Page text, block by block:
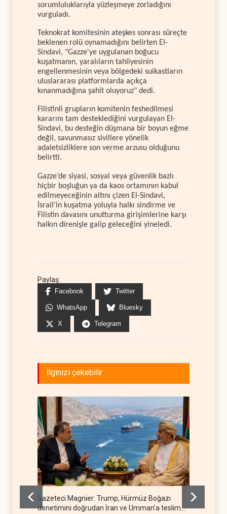
sorumluluklarıyla yüzleşmeye zorladığını
vurguladı.
Teknokrat komitesinin ateşkes sonrası süreçte
beklenen rolü oynamadığını belirten El-
Sindavi, "Gazze'ye uygulanan boğucu
kuşatmanın, yaralıların tahliyesinin
engellenmesinin veya bölgedeki suikastların
uluslararası platformlarda açıkça
kınanmadığına şahit oluyoruz" dedi.
Filistinli grupların komitenin feshedilmesi
kararını tam desteklediğini vurgulayan El-
Sindavi, bu desteğin düşmana bir boyun eğme
değil, savunmasız sivillere yönelik
adaletsizliklere son verme arzusu olduğunu
belirtti.
Gazze’de siyasi, sosyal veya güvenlik bazlı
hiçbir boşluğun ya da kaos ortamının kabul
edilmeyeceğinin altını çizen El-Sindavi,
İsrail’in kuşatma yoluyla halkı sindirme ve
Filistin davasını unutturma girişimlerine karşı
halkın direnişle galip geleceğini yineledi.
Paylaş:
Facebook Twitter
WhatsApp Bluesky
X Telegram
İlginizi çekebilir
Gazeteci Magnier: Trump, Hürmüz Boğazı
denetimini doğrudan İran ve Umman'a teslim